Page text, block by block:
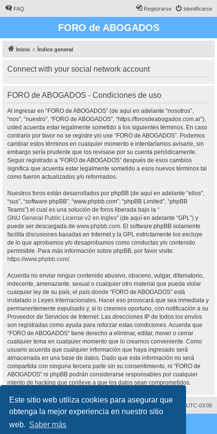
Este sitio web utiliza cookies para asegurar que
obtenga la mejor experiencia en nuestro sitio
web. Saber más
FAQ Identificarse
Registrarse
FORO de ABOGADOS
Inicio Índice general
Connect with your social network account
FORO de ABOGADOS - Condiciones de uso
Al ingresar en “FORO de ABOGADOS” (de aquí en adelante “nosotros”,
“nos”, “nuestro”, “FORO de ABOGADOS”, “https://forosdeabogados.com.ar”),
usted acuerda estar legalmente sometido a los siguientes términos. En caso
contrario por favor no se registre y/o use “FORO de ABOGADOS”. Podemos
cambiar estos términos en cualquier momento e intentaríamos avisarle, sin
embargo sería prudente que los revisase por su cuenta periódicamente.
Seguir registrado a “FORO de ABOGADOS” después de esos cambios
significa que acuerda estar legalmente sometido a esos nuevos términos tal
como fueron actualizados y/o reformados.
Nuestros foros están desarrollados por phpBB (de aquí en adelante “ellos”,
“sus”, “software phpBB”, “www.phpbb.com”, “phpBB Limited”, “phpBB
Teams”) el cual es una solución de foros liberada bajo la “
GNU General Public License v2 en Ingles” (de aquí en adelante “GPL”) y
puede ser descargada de www.phpbb.com. El software phpBB solamente
facilita discusiones basadas en Internet y la GPL estrictamente los excluye
de lo que aprobamos y/o desaprobamos como conductas y/o contenido
permisible. Para más información sobre phpBB, por favor visite:
https://www.phpbb.com/.
Acuerda no enviar ningun contenido abusivo, obsceno, vulgar, difamatorio,
indecente, amenazante, sexual o cualquier otro material que pueda violar
cualquier ley de su país, el país donde “FORO de ABOGADOS” está
instalado o Leyes Internacionales. Hacer eso provocará que sea inmediata y
permanentemente expulsado y, si lo creemos oportuno, con notificación a su
Proveedor de Servicios de Internet. Las direcciones IP de todos los envíos
son registradas como ayuda para reforzar estas condiciones. Acuerda que
“FORO de ABOGADOS” tiene derecho a eliminar, editar, mover o cerrar
cualquier tema en cualquier momento que lo creamos conveniente. Como
usuario acuerda que cualquier información que haya ingresado será
almacenada en una base de datos. Dado que esta información no será
compartida con ninguna tercera parte sin su consentimiento, ni “FORO de
ABOGADOS” ni phpBB podrán considerarse responsables por cualquier
intento de hacking que conlleve a que los datos sean comprometidos.
Todos los horarios son UTC-03:00
Borrar cookies
Desarrollado por
® Forum Software © phpBB Limited
Traducción al español porphpBB España